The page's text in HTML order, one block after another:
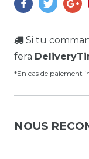
Si tu
fera
*En cas de paiement
NOUS